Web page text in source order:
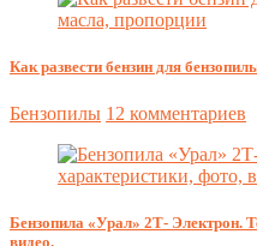
Как развести бензин для
Бензопилы 12 комментариев
Бензопила «Урал» 2Т- Электрон.
видео.